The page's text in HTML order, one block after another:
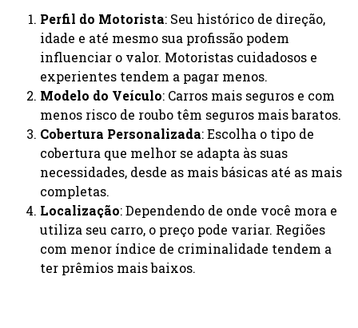
Perfil do Motorista: Seu histórico de direção,
idade e até mesmo sua profissão podem
influenciar o valor. Motoristas cuidadosos e
experientes tendem a pagar menos.
Modelo do Veículo: Carros mais seguros e com
menos risco de roubo têm seguros mais baratos.
Cobertura Personalizada: Escolha o tipo de
cobertura que melhor se adapta às suas
necessidades, desde as mais básicas até as mais
completas.
Localização: Dependendo de onde você mora e
utiliza seu carro, o preço pode variar. Regiões
com menor índice de criminalidade tendem a
ter prêmios mais baixos.